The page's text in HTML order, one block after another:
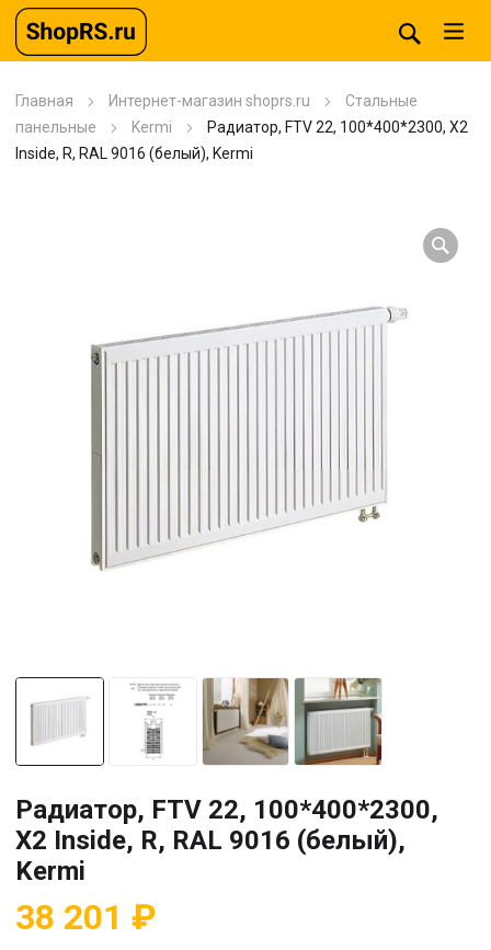
Главная Интернет-магазин shoprs.ru
Стальные
панельные
Kermi
Радиатор, FTV 22, 100*400*2300, X2
Inside, R, RAL 9016 (белый), Kermi
Радиатор, FTV 22, 100*400*2300,
X2 Inside, R, RAL 9016 (белый),
Kermi
38 201 ₽